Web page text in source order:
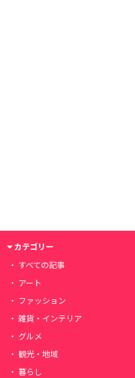
カテゴリー
すべての記事
アート
ファッション
雑貨・インテリア
グルメ
観光・地域
暮らし